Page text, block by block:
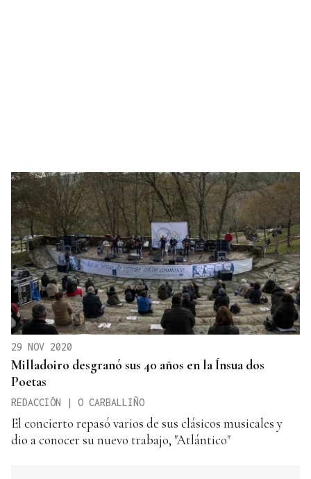
29 NOV 2020
Milladoiro desgranó sus 40 años en la Ínsua dos
Poetas
REDACCIÓN | O CARBALLIÑO
El concierto repasó varios de sus clásicos musicales y
dio a conocer su nuevo trabajo, "Atlántico"